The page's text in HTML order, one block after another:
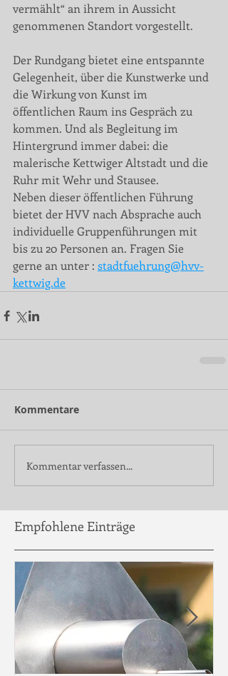
vermählt“ an ihrem in Aussicht
genommenen Standort vorgestellt.
Der Rundgang bietet eine entspannte
Gelegenheit, über die Kunstwerke und
die Wirkung von Kunst im
öffentlichen Raum ins Gespräch zu
kommen. Und als Begleitung im
Hintergrund immer dabei: die
malerische Kettwiger Altstadt und die
Ruhr mit Wehr und Stausee.
Neben dieser öffentlichen Führung
bietet der HVV nach Absprache auch
individuelle Gruppenführungen mit
bis zu 20 Personen an. Fragen Sie
gerne an unter : stadtfuehrung@hvv-
kettwig.de
Kommentare
Kommentar verfassen...
Empfohlene Einträge